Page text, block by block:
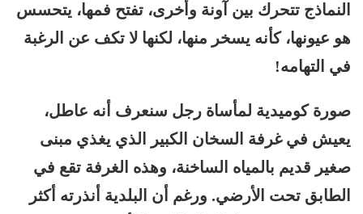
النماذج تتحرك بين آونة وأخرى، تفتح فمها، يتحسس
هو عيونها، كأنه يسخر منها، لكنها لا تكف عن الرغبة
في التهامه!
صورة كوميدية لمأساة رجل سنعرف أنه عاطل،
يعيش في غرفة السخان الكبير الذي يغذي مبنى
صغير قديم بالمياه الساخنة، وهذه الغرفة تقع في
الطابق تحت الأرضي. ورغم أن البلدية أنذرته أكثر